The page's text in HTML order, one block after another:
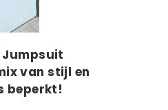
Jumpsuit
van stijl en
beperkt!